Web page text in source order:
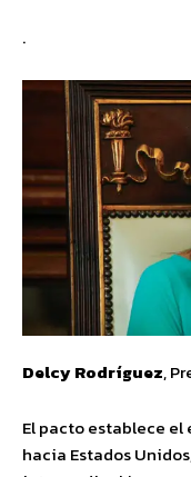
.
Delcy Rodríguez,
El pacto establece
hacia Estados